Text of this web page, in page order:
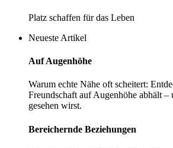
Platz schaffen für das Leben
Neueste Artikel
Auf Augenhöhe
Warum echte Nähe oft scheitert:
Freundschaft auf Augenhöhe abhält
gesehen wirst.
Bereichernde­ ­Beziehungen